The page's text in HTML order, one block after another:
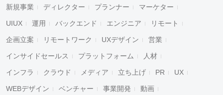
新規事業 ディレクター プランナー マーケター
UIUX 運用 バックエンド エンジニア リモート
企画立案 リモートワーク UXデザイン 営業
インサイドセールス プラットフォーム 人材
インフラ クラウド メディア 立ち上げ PR UX
WEBデザイン ベンチャー 事業開発 動画